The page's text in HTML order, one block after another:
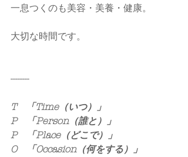
一息つくのも美容・美養・健康。
大切な時間です。
--------
T　「Time（いつ）」
P　「Person（誰と）」
P　「Place（どこで）」
O　「Occasion（何をする）」